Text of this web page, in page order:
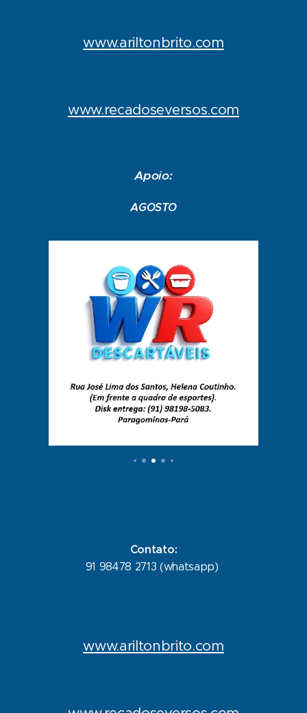
www.ariltonbrito.com
www.recadoseversos.com
Apoio:
AGOSTO
Contato:
91 98478 2713 (whatsapp)
www.ariltonbrito.com